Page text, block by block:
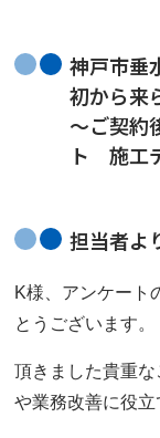
神戸市垂
初から来
～ご契約
ト 施工
担当者よ
K様、アンケート
とうございます。
頂きました貴重
や業務改善に役立